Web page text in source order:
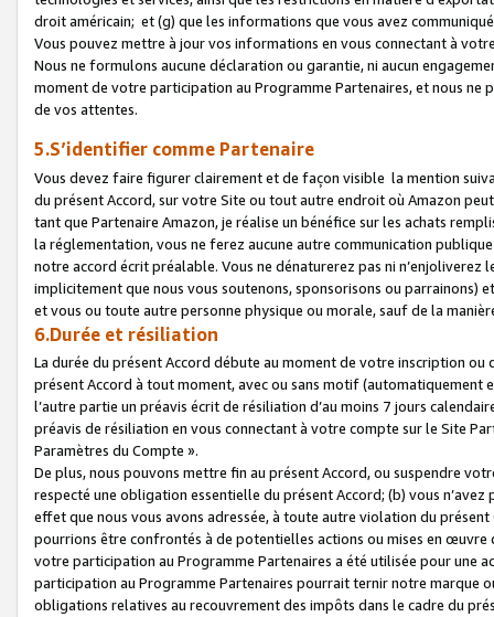
droit américain; et (g) que les informations que vous avez
Vous pouvez mettre à jour vos informations en vous connectant à
Nous ne formulons aucune déclaration ou garantie, ni aucun
moment de votre participation au Programme Partenaires, et nous
de vos attentes.
5.S’identifier comme Partenaire
Vous devez faire figurer clairement et de façon visible la mention
du présent Accord, sur votre Site ou tout autre endroit où Amazon
tant que Partenaire Amazon, je réalise un bénéfice sur les achats
la réglementation, vous ne ferez aucune autre communication
notre accord écrit préalable. Vous ne dénaturerez pas ni
implicitement que nous vous soutenons, sponsorisons ou parrainons)
et vous ou toute autre personne physique ou morale, sauf de la
6.Durée et résiliation
La durée du présent Accord débute au moment de votre inscription
présent Accord à tout moment, avec ou sans motif (automatiquement
l’autre partie un préavis écrit de résiliation d’au moins 7 jours
préavis de résiliation en vous connectant à votre compte sur le Site
Paramètres du Compte ».
De plus, nous pouvons mettre fin au présent Accord, ou suspendre
respecté une obligation essentielle du présent Accord; (b) vous
effet que nous vous avons adressée, à toute autre violation du
pourrions être confrontés à de potentielles actions ou mises en
votre participation au Programme Partenaires a été utilisée pour une
participation au Programme Partenaires pourrait ternir notre marque
obligations relatives au recouvrement des impôts dans le cadre du